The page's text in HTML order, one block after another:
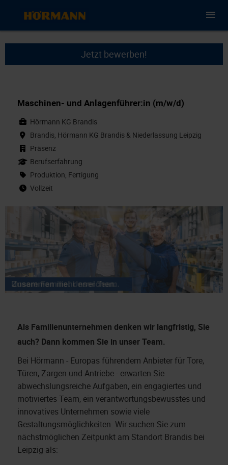
Jetzt bewerben!
Maschinen- und Anlagenführer:in (m/w/d)
Hörmann KG Brandis
Brandis, Hörmann KG Brandis & Niederlassung Leipzig
Präsenz
Berufserfahrung
Produktion, Fertigung
Vollzeit
Als Familienunternehmen denken wir langfristig, Sie
auch? Dann kommen Sie in unser Team.
Bei Hörmann - Europas führendem Anbieter für Tore,
Türen, Zargen und Antriebe - erwarten Sie
abwechslungsreiche Aufgaben, ein engagiertes und
motiviertes Team, ein verantwortungsbewusstes und
innovatives Unternehmen sowie viele
Gestaltungsmöglichkeiten. Wir suchen Sie zum
nächstmöglichen Zeitpunkt am Standort Brandis bei
Leipzig als: